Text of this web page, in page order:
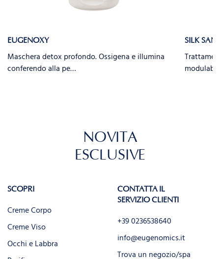
EUGENOXY
Maschera detox profondo. Ossigena e illumina
conferendo alla pe…
SILK
NOVITÀ
ESCLUSIVE
SCOPRI
Creme Corpo
Creme Viso
Occhi e Labbra
CONTATTA IL
SERVIZIO CLIENTI
+39 0236538640
info@eugenomics.it
Trova un negozio/spa